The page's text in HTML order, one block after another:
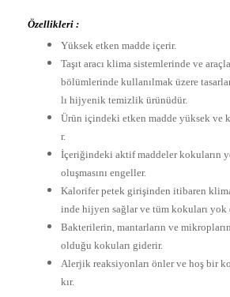
Özellikleri :
Yüksek etken madde içerir.
Taşıt aracı klima sistemlerinde ve
bölümlerinde kullanılmak üzere
lı hijyenik temizlik ürünüdür.
Ürün içindeki etken madde yüksek ve
r.
İçeriğindeki aktif maddeler kokuların
oluşmasını engeller.
Kalorifer petek girişinden itibaren
inde hijyen sağlar ve tüm kokuları yok
Bakterilerin, mantarların ve
olduğu kokuları giderir.
Alerjik reaksiyonları önler ve hoş bir
kır.